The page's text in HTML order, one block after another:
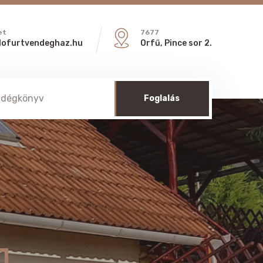
7677
Orfű, Pince sor 2.
Foglalás